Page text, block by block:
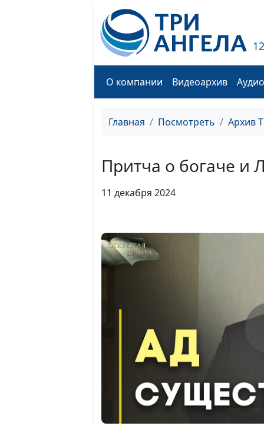
О компании Видеоархив
Главная Посмотреть Архив
Притча о богаче и
11 декабря 2024